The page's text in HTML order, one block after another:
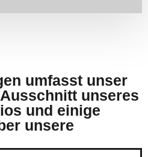
umfasst unser
unseres
und einige
unsere